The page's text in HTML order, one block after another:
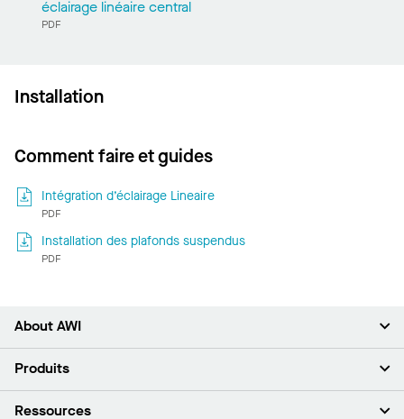
éclairage linéaire central
PDF
Installation
Comment faire et guides
Intégration d’éclairage Lineaire
PDF
Installation des plafonds suspendus
PDF
About AWI
À propos de nous
Produits
Plafonds
Ressources